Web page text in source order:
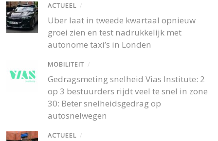
ACTUEEL /
Uber laat in tweede kwartaal opnieuw
groei zien en test nadrukkelijk met
autonome taxi’s in Londen
MOBILITEIT /
Gedragsmeting snelheid Vias Institute: 2
op 3 bestuurders rijdt veel te snel in zone
30: Beter snelheidsgedrag op
autosnelwegen
ACTUEEL /